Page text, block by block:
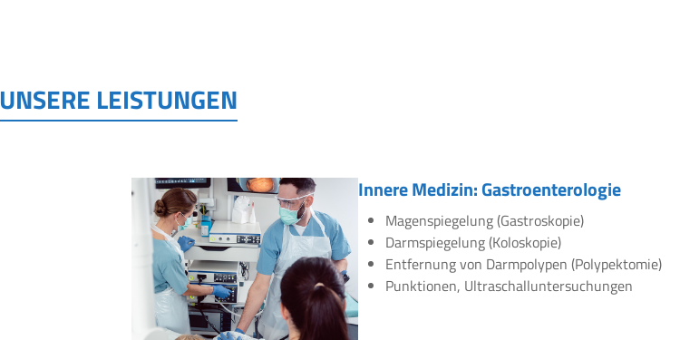
UNSERE LEISTUNGEN
Innere Medizin: Gastroenterologie
Magenspiegelung (Gastroskopie)
Darmspiegelung (Koloskopie)
Entfernung von Darmpolypen (Polypektomie)
Punktionen, Ultraschalluntersuchungen